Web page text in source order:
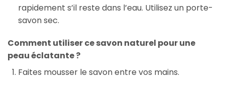
rapidement s’il reste dans l’eau. Utilisez un porte-
savon sec.
Comment utiliser ce savon naturel pour une
peau éclatante ?
Faites mousser le savon entre vos mains.